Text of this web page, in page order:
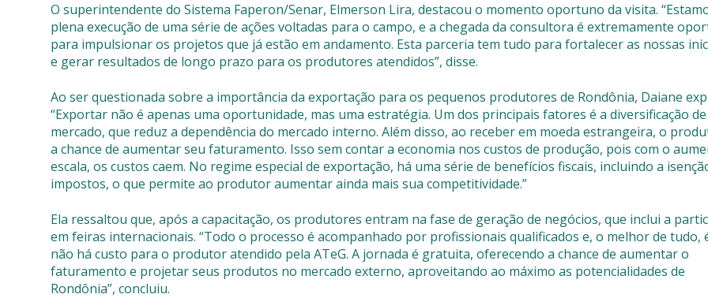
O superintendente do Sistema Faperon/Senar, Elmerson Lira, destacou o momento oportuno da visita.
plena execução de uma série de ações voltadas para o campo, e a chegada da consultora é extremamente
para impulsionar os projetos que já estão em andamento. Esta parceria tem tudo para fortalecer as nossas
e gerar resultados de longo prazo para os produtores atendidos”, disse.
Ao ser questionada sobre a importância da exportação para os pequenos produtores de Rondônia, Daiane
“Exportar não é apenas uma oportunidade, mas uma estratégia. Um dos principais fatores é a diversificação de
mercado, que reduz a dependência do mercado interno. Além disso, ao receber em moeda estrangeira, o
a chance de aumentar seu faturamento. Isso sem contar a economia nos custos de produção, pois com o
escala, os custos caem. No regime especial de exportação, há uma série de benefícios fiscais, incluindo a
impostos, o que permite ao produtor aumentar ainda mais sua competitividade.”
Ela ressaltou que, após a capacitação, os produtores entram na fase de geração de negócios, que inclui a
em feiras internacionais. “Todo o processo é acompanhado por profissionais qualificados e, o melhor de tudo,
não há custo para o produtor atendido pela ATeG. A jornada é gratuita, oferecendo a chance de aumentar o
faturamento e projetar seus produtos no mercado externo, aproveitando ao máximo as potencialidades de
Rondônia”, concluiu.